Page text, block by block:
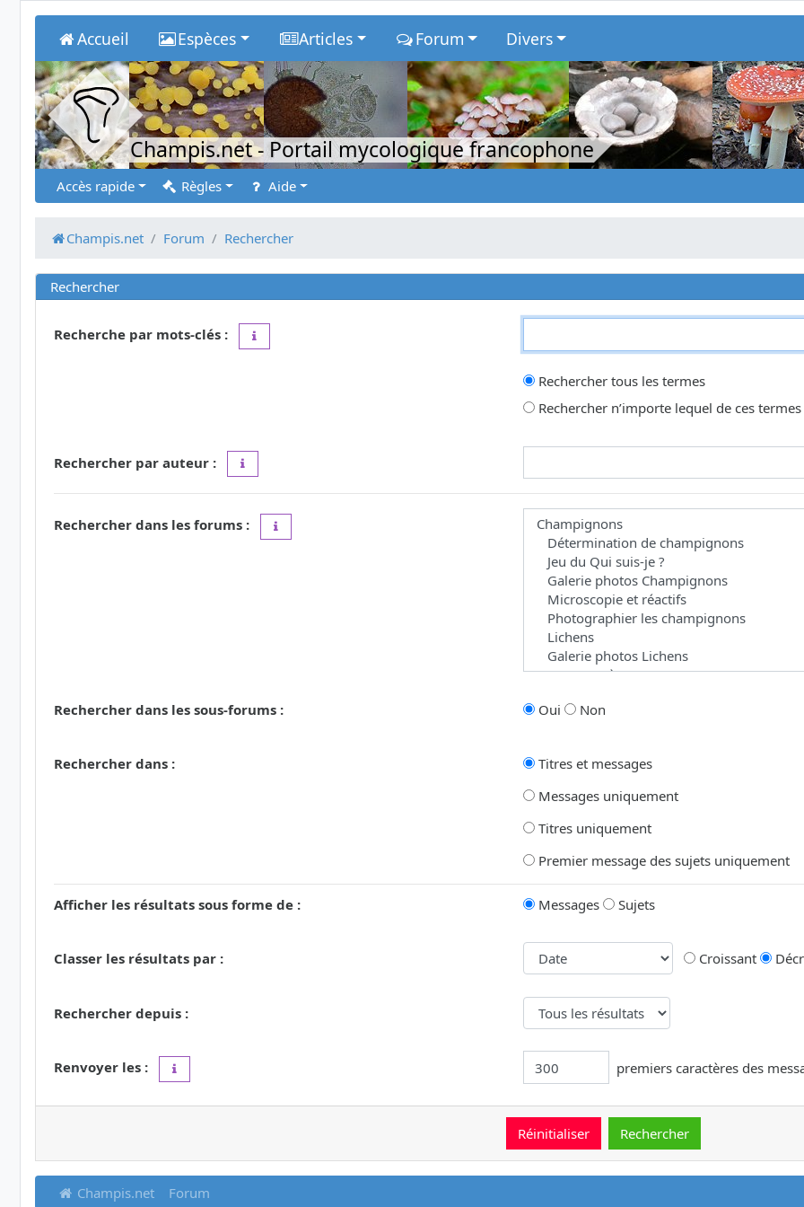
Accueil Espèces Articles Forum Divers
Champis.net- Portail mycologique francophone
Accès rapide Règles Aide
Champis.net Forum Rechercher
Rechercher
Recherche par mots-clés :
Rechercher tous les termes
Rechercher n’importe lequel de ces termes
Rechercher par auteur :
Rechercher dans les forums : Choisissez le forum ou les forums dans le(s)quel(s) vous souhaitez effectuer une recherche.
Rechercher dans les sous-forums : Oui Non
Rechercher dans :
Titres et messages
Messages uniquement
Titres uniquement
Premier message des sujets uniquement
Afficher les résultats sous forme de : Messages Sujets
Classer les résultats par : Croissant
Rechercher depuis :
Renvoyer les : premiers caractères des
Champis.net Forum